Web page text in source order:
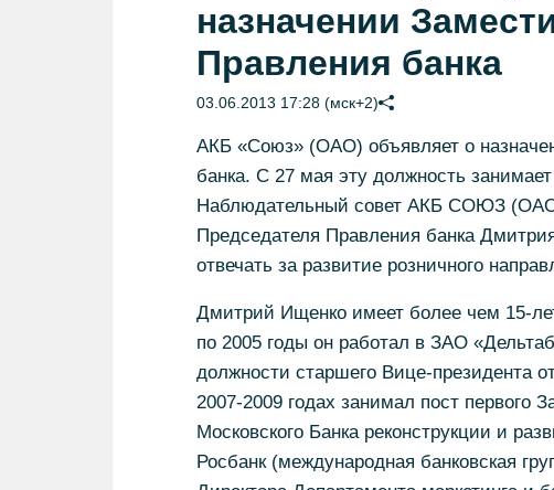
назначении
Правления банка
03.06.2013 17:28 (мск+2)
АКБ «Союз» (ОАО) объявляет о
банка. С 27 мая эту должность
Наблюдательный совет АКБ СОЮЗ
Председателя Правления банка
отвечать за развитие розничного
Дмитрий Ищенко имеет более чем 15-
по 2005 годы он работал в ЗАО
должности старшего Вице-президента
2007-2009 годах занимал пост первого
Московского Банка реконструкции и
Росбанк (международная банковская